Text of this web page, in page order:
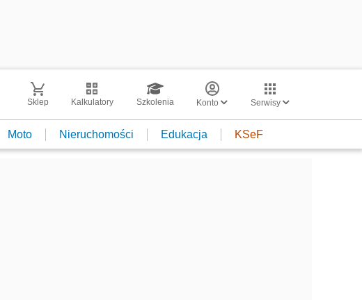
Sklep Kalkulatory Szkolenia Konto Serwisy
Moto Nieruchomości Edukacja KSeF